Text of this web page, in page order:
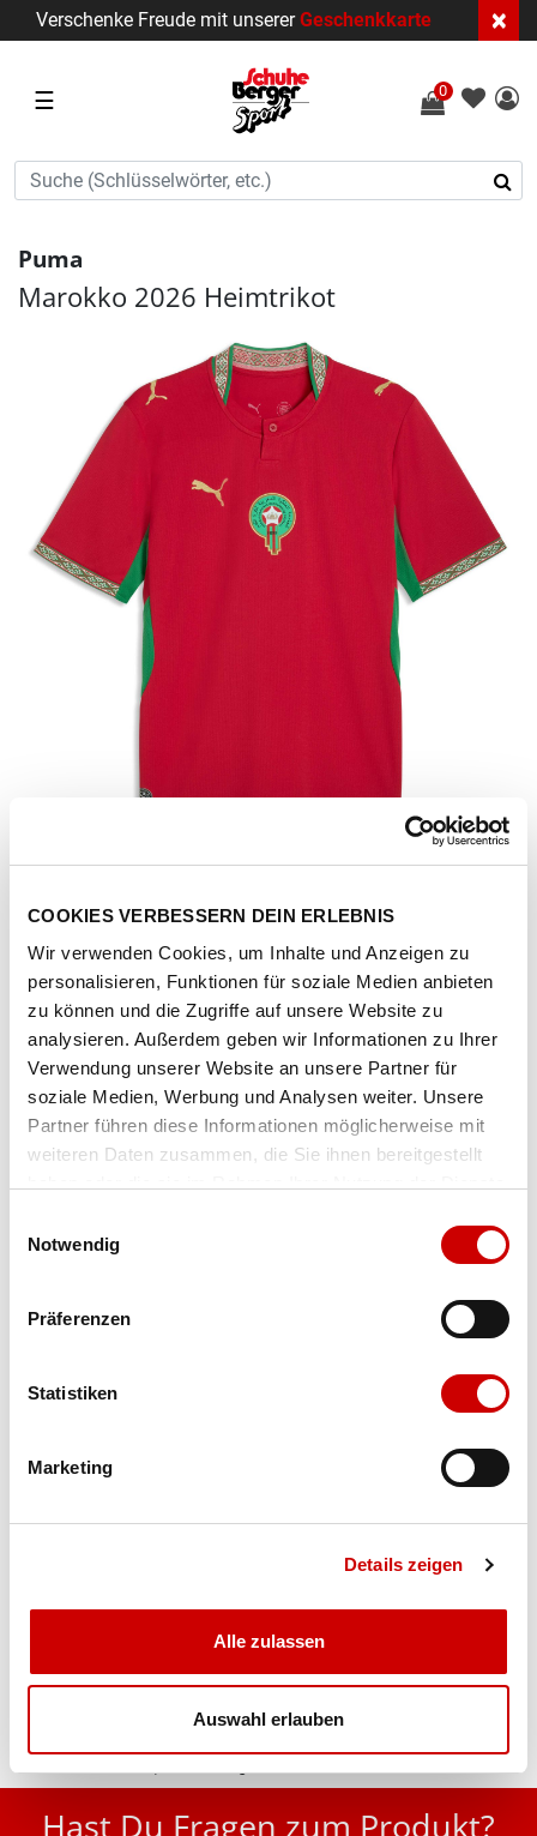
COOKIES VERBESSERN DEIN ERLEBNIS
Wir verwenden Cookies, um Inhalte und Anzeigen zu
personalisieren, Funktionen für soziale Medien anbieten
zu können und die Zugriffe auf unsere Website zu
analysieren. Außerdem geben wir Informationen zu Ihrer
Verwendung unserer Website an unsere Partner für
soziale Medien, Werbung und Analysen weiter. Unsere
Partner führen diese Informationen möglicherweise mit
weiteren Daten zusammen, die Sie ihnen bereitgestellt
Notwendig
Präferenzen
Statistiken
Marketing
Details zeigen
Alle zulassen
Auswahl erlauben
Verschenke Freude mit unsererGeschenkkarte ×
☰ 0
Puma
Marokko 2026 Heimtrikot
Artikel-Nr.783317-01-fast-red-victory-gold
Farbe fast red-victory gold
Menge
Bis 17:00 Uhr bestellen: morgen geliefert - ab CHF 50.00
portofrei
Produktbeschreibung
Eigenschaften
Hast Du Fragen zum Produkt?